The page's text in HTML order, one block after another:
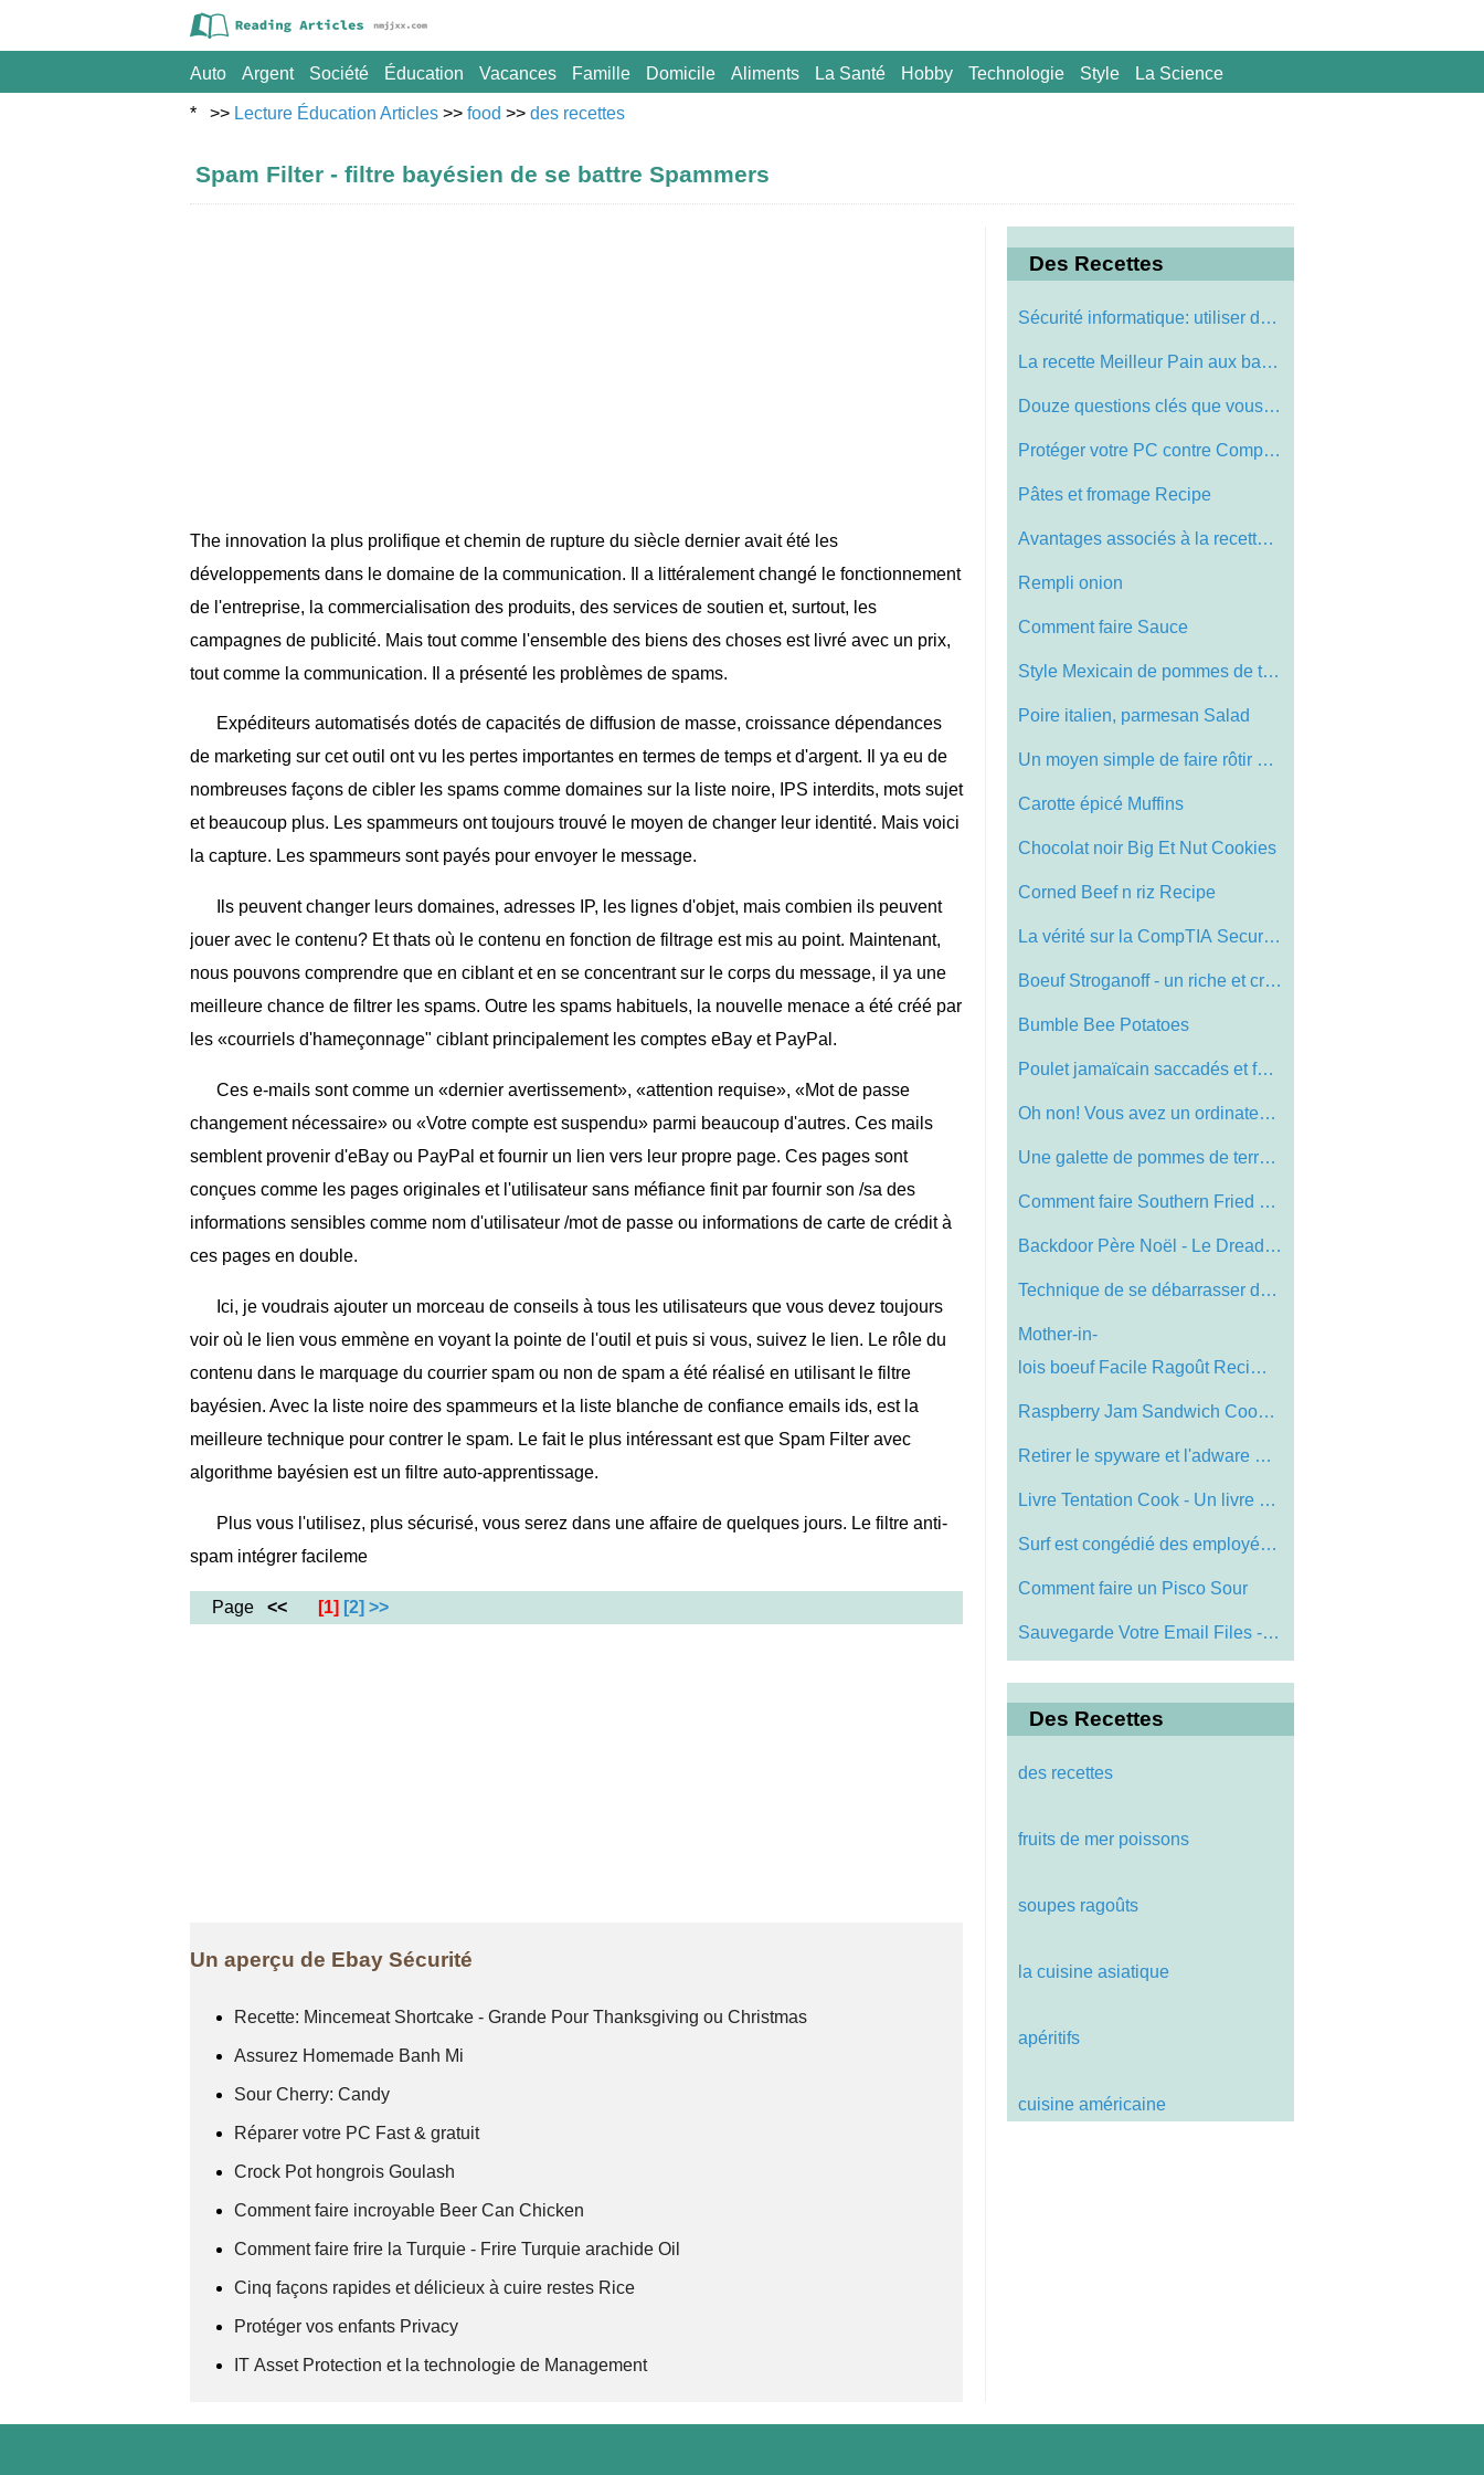
Auto Argent Société Éducation Vacances Famille Domicile Aliments La Santé Hobby Technologie Style La Science
Sport Voyage
* >> Lecture Éducation Articles >> food >> des recettes
Spam Filter - filtre bayésien de se battre Spammers
The innovation la plus prolifique et chemin de rupture du siècle dernier avait été les
développements dans le domaine de la communication. Il a littéralement changé le fonctionnement
de l'entreprise, la commercialisation des produits, des services de soutien et, surtout, les
campagnes de publicité. Mais tout comme l'ensemble des biens des choses est livré avec un prix,
tout comme la communication. Il a présenté les problèmes de spams.
Expéditeurs automatisés dotés de capacités de diffusion de masse, croissance dépendances
de marketing sur cet outil ont vu les pertes importantes en termes de temps et d'argent. Il ya eu de
nombreuses façons de cibler les spams comme domaines sur la liste noire, IPS interdits, mots sujet
et beaucoup plus. Les spammeurs ont toujours trouvé le moyen de changer leur identité. Mais voici
la capture. Les spammeurs sont payés pour envoyer le message.
Ils peuvent changer leurs domaines, adresses IP, les lignes d'objet, mais combien ils peuvent
jouer avec le contenu? Et thats où le contenu en fonction de filtrage est mis au point. Maintenant,
nous pouvons comprendre que en ciblant et en se concentrant sur le corps du message, il ya une
meilleure chance de filtrer les spams. Outre les spams habituels, la nouvelle menace a été créé par
les «courriels d'hameçonnage" ciblant principalement les comptes eBay et PayPal.
Ces e-mails sont comme un «dernier avertissement», «attention requise», «Mot de passe
changement nécessaire» ou «Votre compte est suspendu» parmi beaucoup d'autres. Ces mails
semblent provenir d'eBay ou PayPal et fournir un lien vers leur propre page. Ces pages sont
conçues comme les pages originales et l'utilisateur sans méfiance finit par fournir son /sa des
informations sensibles comme nom d'utilisateur /mot de passe ou informations de carte de crédit à
ces pages en double.
Ici, je voudrais ajouter un morceau de conseils à tous les utilisateurs que vous devez toujours
voir où le lien vous emmène en voyant la pointe de l'outil et puis si vous, suivez le lien. Le rôle du
contenu dans le marquage du courrier spam ou non de spam a été réalisé en utilisant le filtre
bayésien. Avec la liste noire des spammeurs et la liste blanche de confiance emails ids, est la
meilleure technique pour contrer le spam. Le fait le plus intéressant est que Spam Filter avec
algorithme bayésien est un filtre auto-apprentissage.
Plus vous l'utilisez, plus sécurisé, vous serez dans une affaire de quelques jours. Le filtre anti-
spam intégrer facileme
Page << [1] [2] >>
Un aperçu de Ebay Sécurité
Recette: Mincemeat Shortcake - Grande Pour Thanksgiving ou Christmas
Assurez Homemade Banh Mi
Sour Cherry: Candy
Réparer votre PC Fast & gratuit
Crock Pot hongrois Goulash
Comment faire incroyable Beer Can Chicken
Comment faire frire la Turquie - Frire Turquie arachide Oil
Cinq façons rapides et délicieux à cuire restes Rice
Protéger vos enfants Privacy
IT Asset Protection et la technologie de Management
Des Recettes
Sécurité informatique: utiliser des di…
La recette Meilleur Pain aux bananes!
Douze questions clés que vous devez dem…
Protéger votre PC contre Computer Virus…
Pâtes et fromage Recipe
Avantages associés à la recette maison…
Rempli onion
Comment faire Sauce
Style Mexicain de pommes de terre Fries
Poire italien, parmesan Salad
Un moyen simple de faire rôtir Votre Tu…
Carotte épicé Muffins
Chocolat noir Big Et Nut Cookies
Corned Beef n riz Recipe
La vérité sur la CompTIA Security + Ex…
Boeuf Stroganoff - un riche et crémeuse…
Bumble Bee Potatoes
Poulet jamaïcain saccadés et facile po…
Oh non! Vous avez un ordinateur Virus
Une galette de pommes de terre Recipe
Comment faire Southern Fried Chicken
Backdoor Père Noël - Le Dreadful Kris …
Technique de se débarrasser de Windows …
Mother-in-
lois boeuf Facile Ragoût Reci…
Raspberry Jam Sandwich Cookies
Retirer le spyware et l'adware Now
Livre Tentation Cook - Un livre de recet…
Surf est congédié des employés Promot…
Comment faire un Pisco Sour
Sauvegarde Votre Email Files - Crucial P…
Des Recettes
des recettes
fruits de mer poissons
soupes ragoûts
la cuisine asiatique
apéritifs
cuisine américaine